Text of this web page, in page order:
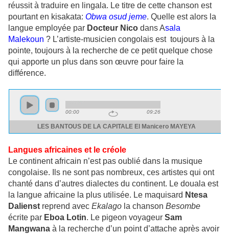
réussit à traduire en lingala. Le titre de cette chanson est
pourtant en kisakata: Obwa osud jeme. Quelle est alors la
langue employée par Docteur Nico dans Asala
Malekoun ? L’artiste-musicien congolais est toujours à la
pointe, toujours à la recherche de ce petit quelque chose
qui apporte un plus dans son œuvre pour faire la
différence.
Langues africaines et le créole
Le continent africain n’est pas oublié dans la musique
congolaise. Ils ne sont pas nombreux, ces artistes qui ont
chanté dans d’autres dialectes du continent. Le douala est
la langue africaine la plus utilisée. Le maquisard Ntesa
Dalienst reprend avec Ekalago la chanson Besombe
écrite par Eboa Lotin. Le pigeon voyageur Sam
Mangwana à la recherche d’un point d’attache après avoir